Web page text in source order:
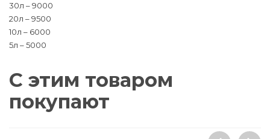
30л – 9000
20л – 9500
10л – 6000
5л – 5000
С этим товаром
покупают